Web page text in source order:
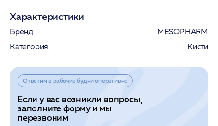
Характеристики
Бренд:
MESOPHARM
Категория:
Кисти
Ответим в рабочие будни оперативно
Если у вас возникли вопросы,
заполните форму и мы
перезвоним